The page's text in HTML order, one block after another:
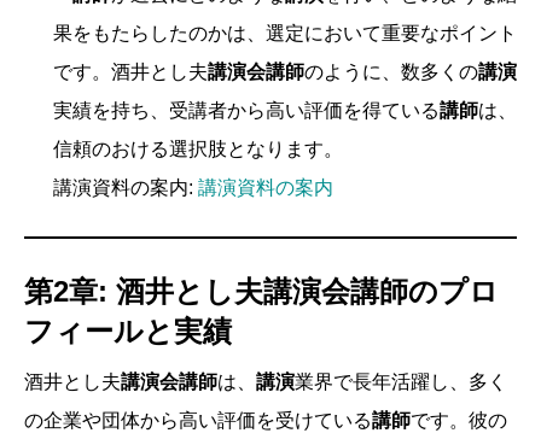
果をもたらしたのかは、選定において重要なポイント
です。酒井とし夫講演会講師のように、数多くの講演
実績を持ち、受講者から高い評価を得ている講師は、
信頼のおける選択肢となります。
講演資料の案内: 講演資料の案内
第2章: 酒井とし夫講演会講師のプロ
フィールと実績
酒井とし夫講演会講師は、 講演業界で長年活躍し、多く
の企業や団体から高い評価を受けている講師です。彼の